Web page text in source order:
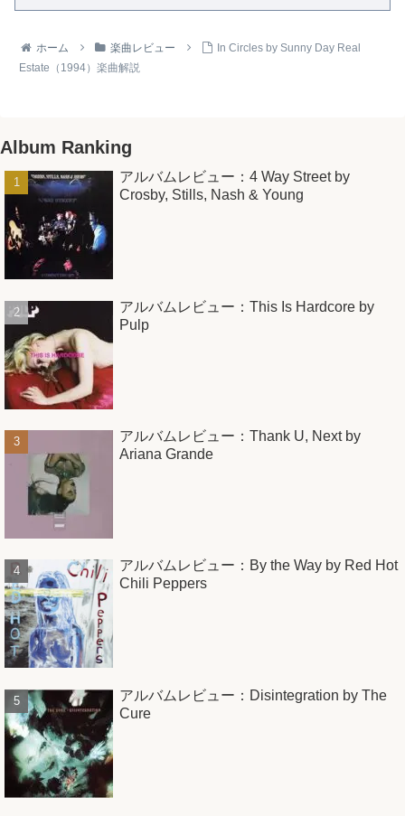
ホーム 楽曲レビュー
In Circles by Sunny Day Real
Estate（1994）楽曲解説
Album Ranking
アルバムレビュー：4 Way Street by
Crosby, Stills, Nash & Young
アルバムレビュー：This Is Hardcore by
Pulp
アルバムレビュー：Thank U, Next by
Ariana Grande
アルバムレビュー：By the Way by Red Hot
Chili Peppers
アルバムレビュー：Disintegration by The
Cure